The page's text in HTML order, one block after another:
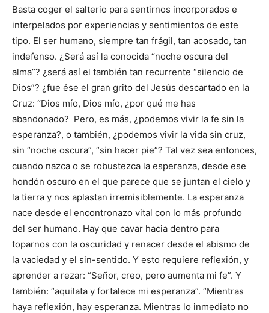
Basta coger el salterio para sentirnos incorporados e
interpelados por experiencias y sentimientos de este
tipo. El ser humano, siempre tan frágil, tan acosado, tan
indefenso. ¿Será así la conocida “noche oscura del
alma”? ¿será así el también tan recurrente “silencio de
Dios”? ¿fue ése el gran grito del Jesús descartado en la
Cruz: “Dios mío, Dios mío, ¿por qué me has
abandonado? Pero, es más, ¿podemos vivir la fe sin la
esperanza?, o también, ¿podemos vivir la vida sin cruz,
sin “noche oscura”, “sin hacer pie”? Tal vez sea entonces,
cuando nazca o se robustezca la esperanza, desde ese
hondón oscuro en el que parece que se juntan el cielo y
la tierra y nos aplastan irremisiblemente. La esperanza
nace desde el encontronazo vital con lo más profundo
del ser humano. Hay que cavar hacia dentro para
toparnos con la oscuridad y renacer desde el abismo de
la vaciedad y el sin-sentido. Y esto requiere reflexión, y
aprender a rezar: “Señor, creo, pero aumenta mi fe”. Y
también: “aquilata y fortalece mi esperanza”. “Mientras
haya reflexión, hay esperanza. Mientras lo inmediato no